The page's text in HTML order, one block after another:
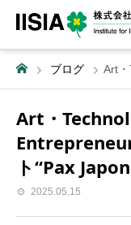
ブログ Art・
Art・
ト“Pax
2025.05.15